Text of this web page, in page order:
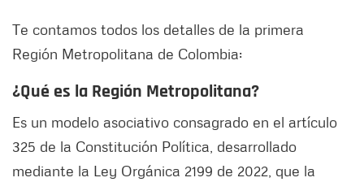
Te contamos todos los detalles de la primera
Región Metropolitana de Colombia:
¿Qué es la Región Metropolitana?
Es un modelo asociativo consagrado en el artículo
325 de la Constitución Política, desarrollado
mediante la Ley Orgánica 2199 de 2022, que la